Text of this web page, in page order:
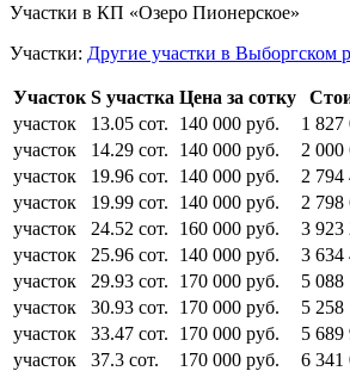
Участки в КП «Озеро Пионерское»
Участки: Другие участки в Выборгском
Участок S участка Цена за сотку
участок
13.05 сот. 140 000 руб. 1 827
участок
14.29 сот. 140 000 руб. 2 000
участок
19.96 сот. 140 000 руб. 2 794
участок
19.99 сот. 140 000 руб. 2 798
участок
24.52 сот. 160 000 руб. 3 923
участок
25.96 сот. 140 000 руб. 3 634
участок
29.93 сот. 170 000 руб. 5 088
участок
30.93 сот. 170 000 руб. 5 258
участок
33.47 сот. 170 000 руб. 5 689
участок
37.3 сот. 170 000 руб. 6 341